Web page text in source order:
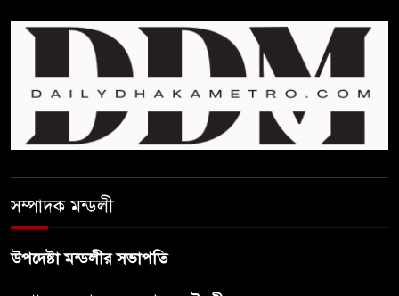
প্রধানমন্ত্রী
ফিফা সভাপতির বিরুদ্ধে এবার
‘নারী সংক্রান্ত অভিযোগ
ছেলেকে নিয়ে রোনালদোর যে বড়
সম্পাদক মন্ডলী
উপদেষ্টা মন্ডলীর সভাপতি